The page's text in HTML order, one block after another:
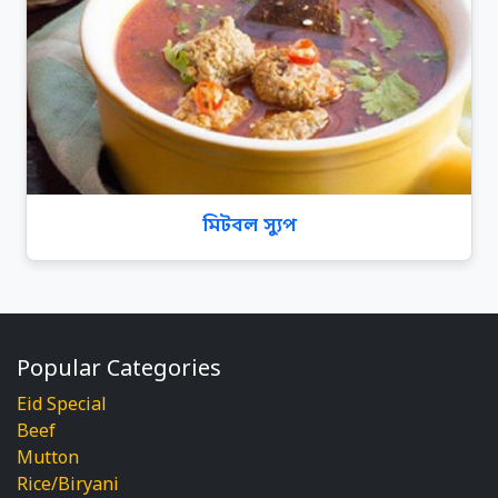
মিটবল স্যুপ
Popular Categories
Eid Special
Beef
Mutton
Rice/Biryani